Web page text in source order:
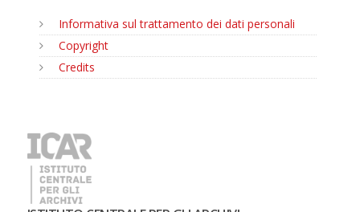
Informativa sul trattamento dei dati personali
Copyright
Credits